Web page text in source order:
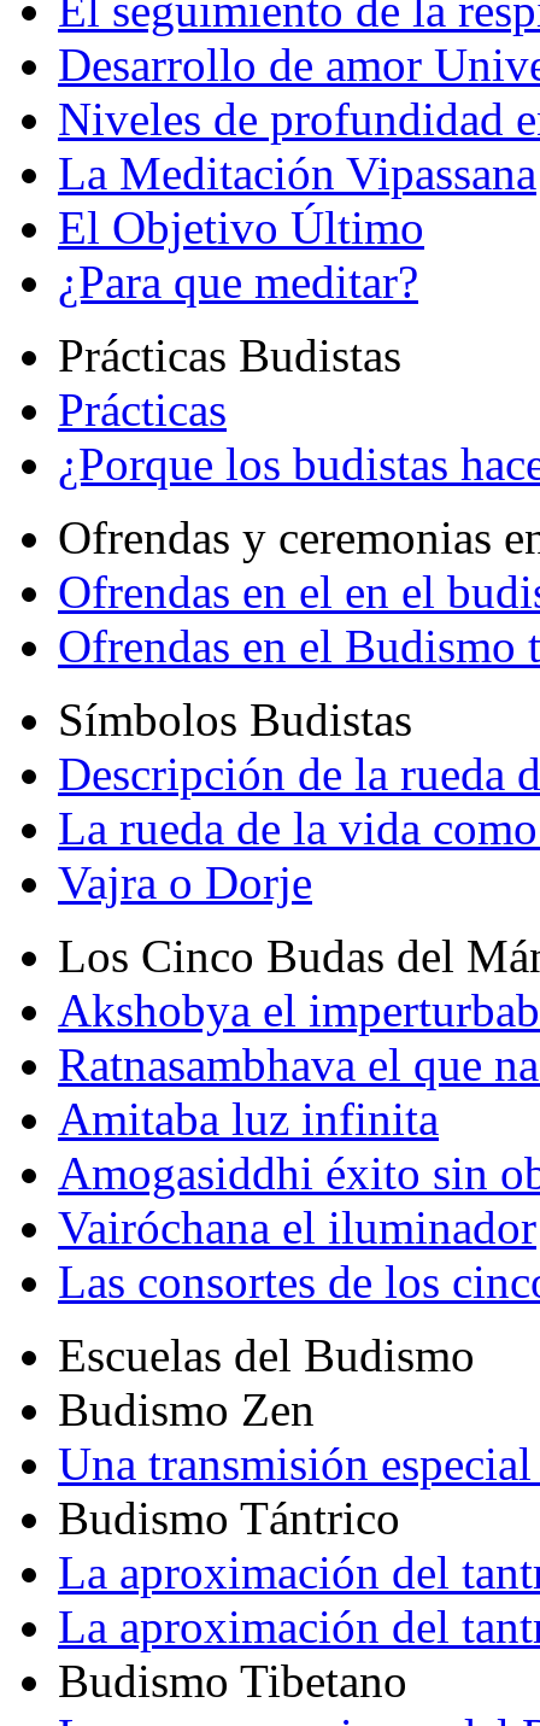
Desarrollo de amor
Niveles de profundidad
La Meditación Vipassana
El Objetivo Último
¿Para que meditar?
Prácticas Budistas
Prácticas
¿Porque los budistas
Ofrendas y ceremonias
Ofrendas en el en el
Ofrendas en el Budismo
Símbolos Budistas
Descripción de la rueda
La rueda de la vida
Vajra o Dorje
Los Cinco Budas del
Akshobya el
Ratnasambhava el que
Amitaba luz infinita
Amogasiddhi éxito sin
Vairóchana el iluminador
Las consortes de los
Escuelas del Budismo
Budismo Zen
Una transmisión
Budismo Tántrico
La aproximación del
La aproximación del
Budismo Tibetano